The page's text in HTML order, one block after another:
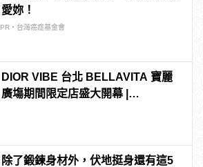
愛妳！
PR・台灣癌症基金會
DIOR VIBE 台北 BELLAVITA 寶麗
廣塲期間限定店盛大開幕 |
除了鍛鍊身材外，伏地挺身還有這5